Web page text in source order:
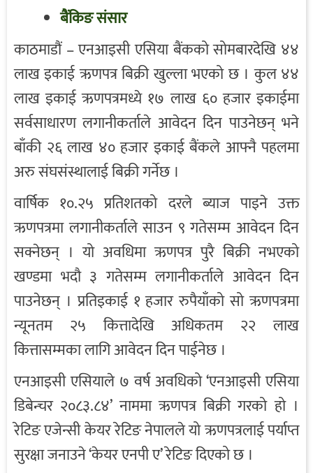
बैंकिङ संसार
काठमाडौं – एनआइसी एसिया बैंकको सोमबारदेखि ४४
लाख इकाई ऋणपत्र बिक्री खुल्ला भएको छ । कुल ४४
लाख इकाई ऋणपत्रमध्ये १७ लाख ६० हजार इकाईमा
सर्वसाधारण लगानीकर्ताले आवेदन दिन पाउनेछन् भने
बाँकी २६ लाख ४० हजार इकाई बैंकले आफ्नै पहलमा
अरु संघसंस्थालाई बिक्री गर्नेछ ।
वार्षिक १०.२५ प्रतिशतको दरले ब्याज पाइने उक्त
ऋणपत्रमा लगानीकर्ताले साउन ९ गतेसम्म आवेदन दिन
सक्नेछन् । यो अवधिमा ऋणपत्र पुरै बिक्री नभएको
खण्डमा भदौ ३ गतेसम्म लगानीकर्ताले आवेदन दिन
पाउनेछन् । प्रतिइकाई १ हजार रुपैयाँको सो ऋणपत्रमा
न्यूनतम २५ कित्तादेखि अधिकतम २२ लाख
कित्तासम्मका लागि आवेदन दिन पाईनेछ ।
एनआइसी एसियाले ७ वर्ष अवधिको ‘एनआइसी एसिया
डिबेन्चर २०८३.८४’ नाममा ऋणपत्र बिक्री गरको हो ।
रेटिङ एजेन्सी केयर रेटिङ नेपालले यो ऋणपत्रलाई पर्याप्त
सुरक्षा जनाउने ‘केयर एनपी ए’ रेटिङ दिएको छ ।